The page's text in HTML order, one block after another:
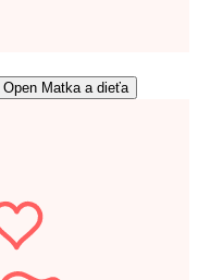
Open Matka a dieťa